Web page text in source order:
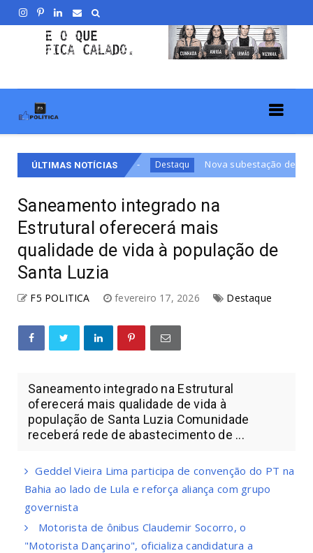
ÚLTIMAS NOTÍCIAS
Destaqu Nova subestação de energia no Guará II vai
Saneamento integrado na
Estrutural oferecerá mais
qualidade de vida à população de
Santa Luzia
F5 POLITICA fevereiro 17, 2026 Destaque
Saneamento integrado na Estrutural
oferecerá mais qualidade de vida à
população de Santa Luzia Comunidade
receberá rede de abastecimento de ...
Geddel Vieira Lima participa de convenção do PT na
Bahia ao lado de Lula e reforça aliança com grupo
governista
Motorista de ônibus Claudemir Socorro, o
"Motorista Dançarino", oficializa candidatura a